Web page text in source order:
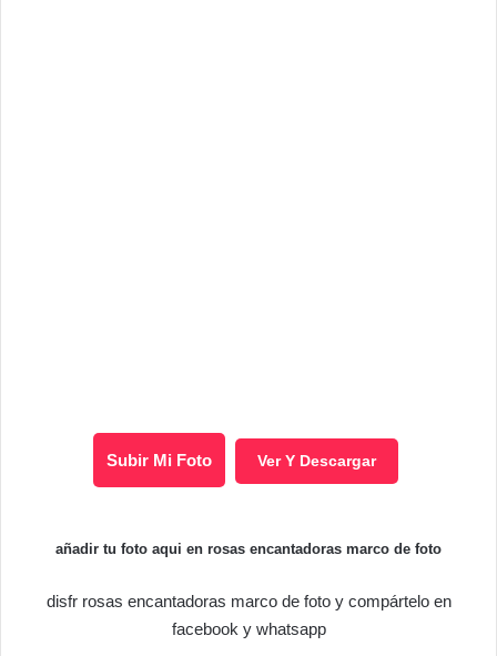
Subir Mi Foto Ver Y Descargar
añadir tu foto aqui en rosas encantadoras marco de foto
disfr rosas encantadoras marco de foto y compártelo en
facebook y whatsapp